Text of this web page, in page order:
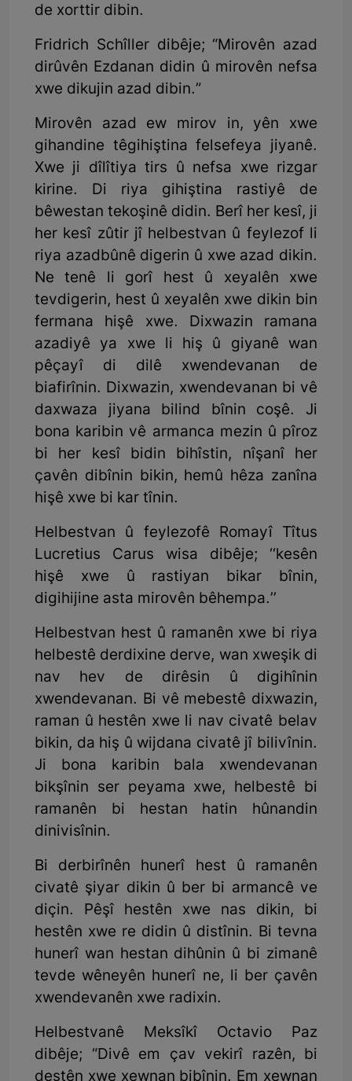
de xorttir dibin.
Fridrich Schîller dibêje; “Mirovên azad
dirûvên Ezdanan didin û mirovên nefsa
xwe dikujin azad dibin.”
Mirovên azad ew mirov in, yên xwe
gihandine têgihiştina felsefeya jiyanê.
Xwe ji dîlîtiya tirs û nefsa xwe rizgar
kirine. Di riya gihiştina rastiyê de
bêwestan tekoşinê didin. Berî her kesî, ji
her kesî zûtir jî helbestvan û feylezof li
riya azadbûnê digerin û xwe azad dikin.
Ne tenê li gorî hest û xeyalên xwe
tevdigerin, hest û xeyalên xwe dikin bin
fermana hişê xwe. Dixwazin ramana
azadiyê ya xwe li hiş û giyanê wan
pêçayî di dilê xwendevanan de
biafirînin. Dixwazin, xwendevanan bi vê
daxwaza jiyana bilind bînin coşê. Ji
bona karibin vê armanca mezin û pîroz
bi her kesî bidin bihîstin, nîşanî her
çavên dibînin bikin, hemû hêza zanîna
hişê xwe bi kar tînin.
Helbestvan û feylezofê Romayî Tîtus
Lucretius Carus wisa dibêje; ‘‘kesên
hişê xwe û rastiyan bikar bînin,
digihijine asta mirovên bêhempa.’’
Helbestvan hest û ramanên xwe bi riya
helbestê derdixine derve, wan xweşik di
nav hev de dirêsin û digihînin
xwendevanan. Bi vê mebestê dixwazin,
raman û hestên xwe li nav civatê belav
bikin, da hiş û wijdana civatê jî bilivînin.
Ji bona karibin bala xwendevanan
bikşînin ser peyama xwe, helbestê bi
ramanên bi hestan hatin hûnandin
dinivisînin.
Bi derbirînên hunerî hest û ramanên
civatê şiyar dikin û ber bi armancê ve
diçin. Pêşî hestên xwe nas dikin, bi
hestên xwe re didin û distînin. Bi tevna
hunerî wan hestan dihûnin û bi zimanê
tevde wêneyên hunerî ne, li ber çavên
xwendevanên xwe radixin.
Helbestvanê Meksîkî Octavio Paz
dibêje; “Divê em çav vekirî razên, bi